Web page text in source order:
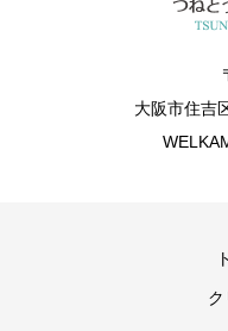
大阪市住吉